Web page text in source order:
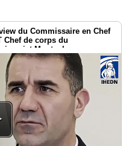
du Commissaire en Chef
Chef de corps du
Montauban